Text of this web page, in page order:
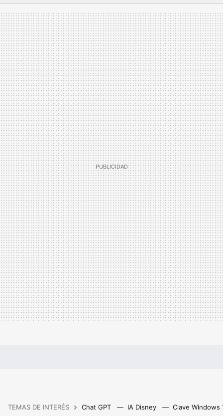
FACEBOOK
TWITTERFLIPBOARD
E-
MAIL
WHATSAPP
TEMAS DE INTERÉS Chat GPT IA Disney Clave Windows